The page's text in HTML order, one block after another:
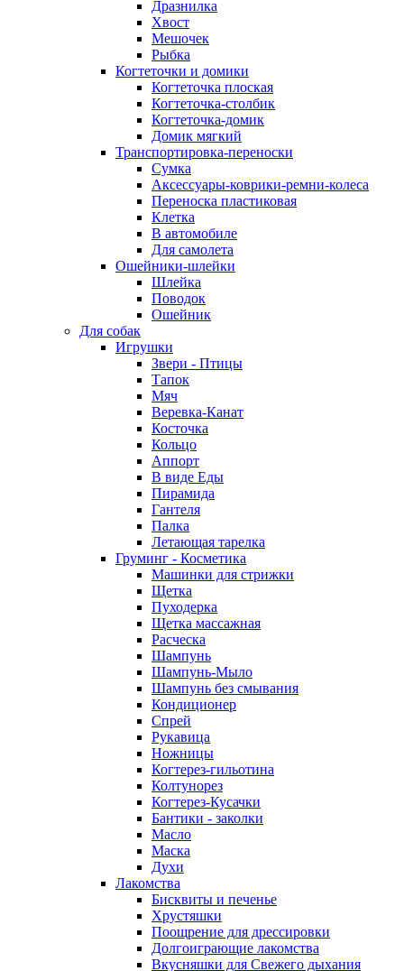
Дразнилка
Хвост
Мешочек
Рыбка
Когтеточки и домики
Когтеточка плоская
Когтеточка-столбик
Когтеточка-домик
Домик мягкий
Транспортировка-переноски
Сумка
Аксессуары-коврики-ремни-колеса
Переноска пластиковая
Клетка
В автомобиле
Для самолета
Ошейники-шлейки
Шлейка
Поводок
Ошейник
Для собак
Игрушки
Звери - Птицы
Тапок
Мяч
Веревка-Канат
Косточка
Кольцо
Аппорт
В виде Еды
Пирамида
Гантеля
Палка
Летающая тарелка
Груминг - Косметика
Машинки для стрижки
Щетка
Пуходерка
Щетка массажная
Расческа
Шампунь
Шампунь-Мыло
Шампунь без cмывания
Кондиционер
Спрей
Рукавица
Ножницы
Когтерез-гильотина
Колтунорез
Когтерез-Кусачки
Бантики - заколки
Масло
Маска
Духи
Лакомства
Бисквиты и печенье
Хрустяшки
Поощрение для дрессировки
Долгоиграющие лакомства
Вкусняшки для Свежего дыхания